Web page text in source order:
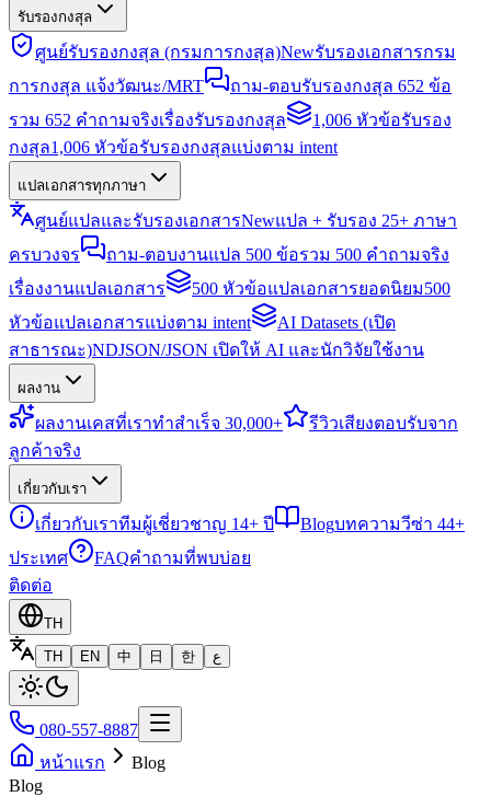
รับรองกงสุล
ศูนย์รับรองกงสุล (กรมการกงสุล)Newรับรองเอกสารกรม
การกงสุล แจ้งวัฒนะ/MRT
ถาม-ตอบรับรองกงสุล 652 ข้อ
รวม 652 คำถามจริงเรื่องรับรองกงสุล
1,006 หัวข้อรับรอง
กงสุล1,006 หัวข้อรับรองกงสุลแบ่งตาม intent
แปลเอกสารทุกภาษา
ศูนย์แปลและรับรองเอกสารNewแปล + รับรอง 25+ ภาษา
ครบวงจร
ถาม-ตอบงานแปล 500 ข้อรวม 500 คำถามจริง
เรื่องงานแปลเอกสาร
500 หัวข้อแปลเอกสารยอดนิยม500
หัวข้อแปลเอกสารแบ่งตาม intent
AI Datasets (เปิด
สาธารณะ)NDJSON/JSON เปิดให้ AI และนักวิจัยใช้งาน
ผลงาน
ผลงานเคสที่เราทำสำเร็จ 30,000+ รีวิวเสียงตอบรับจาก
ลูกค้าจริง
เกี่ยวกับเรา
เกี่ยวกับเราทีมผู้เชี่ยวชาญ 14+ ปี Blogบทความวีซ่า 44+
ประเทศ
FAQคำถามที่พบบ่อย
ติดต่อ
TH
TH
EN 中 日 한 ع
080-557-8887
หน้าแรก
Blog
Blog